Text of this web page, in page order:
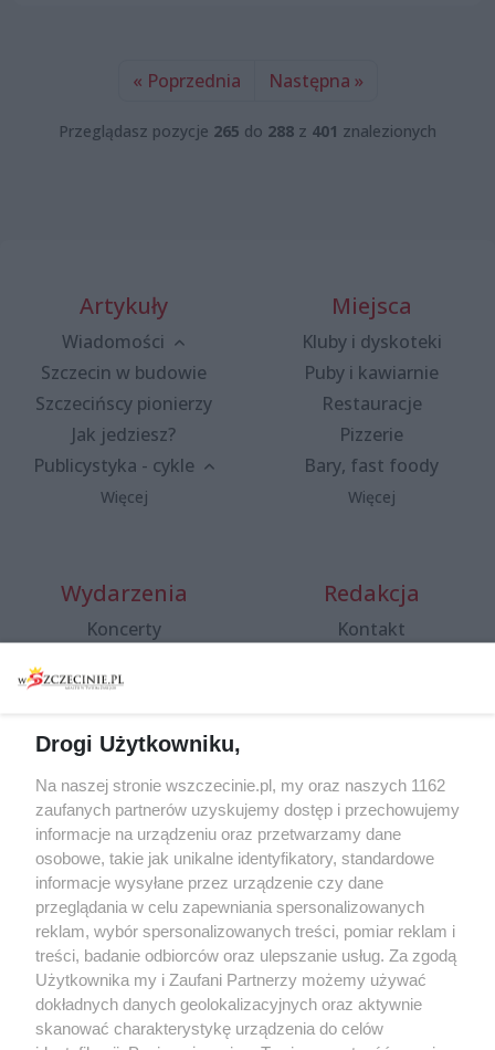
« Poprzednia Następna »
Przeglądasz pozycje 265 do 288 z 401 znalezionych
Artykuły
Wiadomości
Szczecin w budowie
Szczecińscy pionierzy
Jak jedziesz?
Publicystyka - cykle
Więcej
Miejsca
Kluby i dyskoteki
Puby i kawiarnie
Restauracje
Pizzerie
Bary, fast foody
Więcej
Wydarzenia
Koncerty
Spacery i oprowadzania
targi
Wernisaże
Więcej
Redakcja
Kontakt
Specjalny koncert z okazji
20. urodzin portalu
wSzczecinie.pl
Regulamin konkursów
śniadaniówka "Hej
Szczecin! Jest piątek!"
Partnerzy
Drogi Użytkowniku,
Na naszej stronie wszczecinie.pl, my oraz naszych 1162
zaufanych partnerów uzyskujemy dostęp i przechowujemy
informacje na urządzeniu oraz przetwarzamy dane
osobowe, takie jak unikalne identyfikatory, standardowe
informacje wysyłane przez urządzenie czy dane
przeglądania w celu zapewniania spersonalizowanych
reklam, wybór spersonalizowanych treści, pomiar reklam i
treści, badanie odbiorców oraz ulepszanie usług. Za zgodą
Użytkownika my i Zaufani Partnerzy możemy używać
dokładnych danych geolokalizacyjnych oraz aktywnie
skanować charakterystykę urządzenia do celów